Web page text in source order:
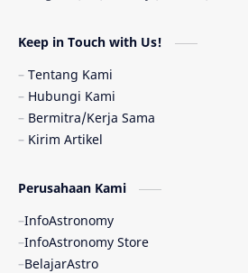
Quasar
TanyaAstro
Enseladus Gelombang Gravitasi
Indonesia Kerdil Putih
Keep in Touch with Us!
Tentang Kami
Hubungi Kami
Bermitra/Kerja Sama
Kirim Artikel
Perusahaan Kami
InfoAstronomy
InfoAstronomy Store
BelajarAstro